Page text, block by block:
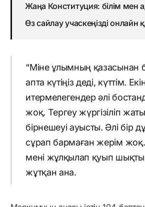
Жаңа Конституция: білім мен
Өз сайлау учаскеңізді онлайн
“Міне ұлымның қазасынан
апта күтіңіз деді, күттім.
итермелегендер әлі
жоқ. Тергеу жүргізіліп
бірнешеуі ауысты. Әлі бір
сұрап бармаған жерім жоқ.
мені жұлқылап қуып
жұтқан ана.